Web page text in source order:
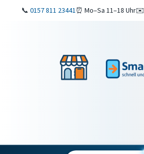
📞 0157 811 23441⏰ Mo–Sa 11–18 Uhr✉️
Shop